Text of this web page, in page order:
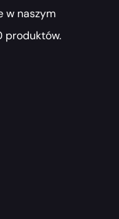
w naszym
produktów.